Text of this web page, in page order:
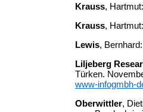
Krauss,
Krauss,
Lewis,
Liljeberg
Türken.
www-infogmbh-
Oberwittler,